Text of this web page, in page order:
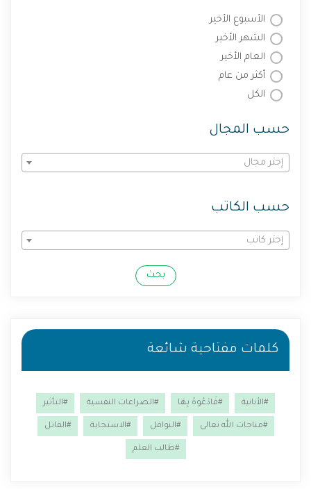
الأسبوع الأخير
الشهر الأخير
العام الأخير
أكثر من عام
الكل
حسب المجال
إختر مجال
حسب الكاتب
إختر كاتب
بحث
كلمات مفتاحية شائعة
#الأنانية #فَادْعُوهُ بِهَا #الصراعات النفسية #التأثير
#مناجات الله تعالى #النوافل #الاستجابة #القاتل
#طالب العلم